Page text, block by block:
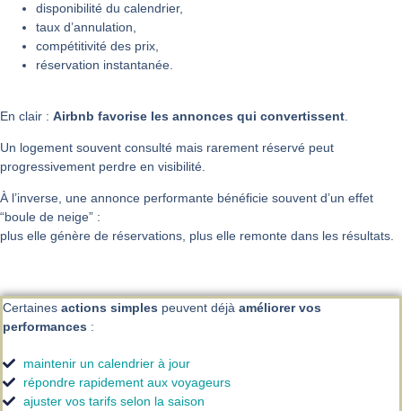
disponibilité du calendrier,
taux d’annulation,
compétitivité des prix,
réservation instantanée.
En clair : Airbnb favorise les annonces qui convertissent
Un logement souvent consulté mais rarement réservé peut
progressivement perdre en visibilité.
À l’inverse, une annonce performante bénéficie souvent d’un effet
“boule de neige” :
plus elle génère de réservations, plus elle remonte dans les résultats.
Certaines actions simples peuvent déjà améliorer vos
performances :
maintenir un calendrier à jour
répondre rapidement aux voyageurs
ajuster vos tarifs selon la saison